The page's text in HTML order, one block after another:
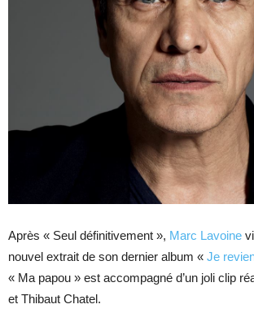
Après « Seul définitivement », Marc Lavoine
nouvel extrait de son dernier album « Je
« Ma papou » est accompagné d’un joli clip
et Thibaut Chatel.